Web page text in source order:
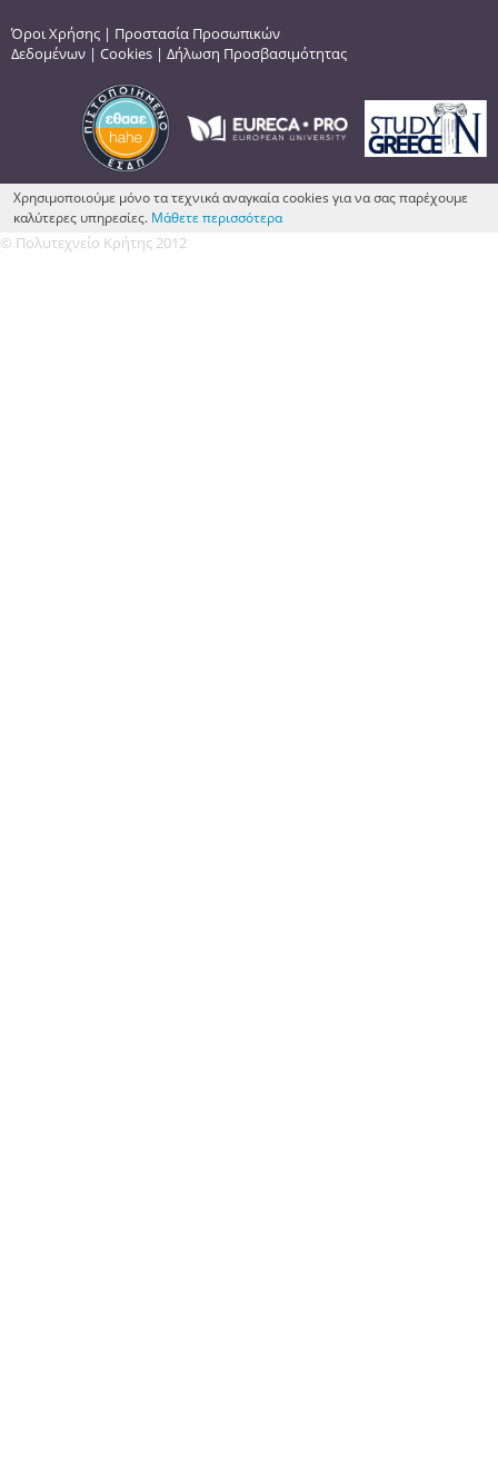
Όροι Χρήσης | Προστασία Προσωπικών
Δεδομένων | Cookies | Δήλωση Προσβασιμότητας
Χρησιμοποιούμε μόνο τα τεχνικά αναγκαία cookies για να σας παρέχουμε
καλύτερες υπηρεσίες. Μάθετε περισσότερα
© Πολυτεχνείο Κρήτης 2012